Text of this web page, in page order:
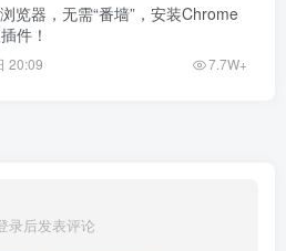
览器，无需“番墙”，安装Chrome
件！
20:09 7.7W+
录后发表评论